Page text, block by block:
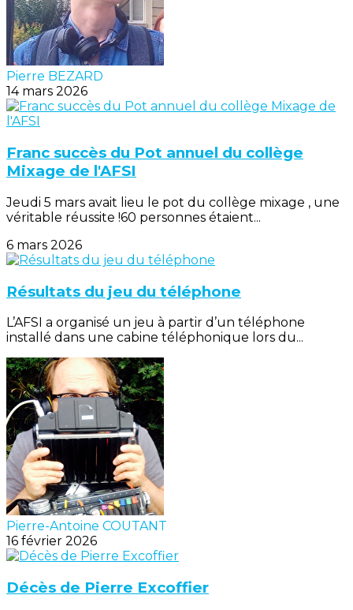
Pierre BEZARD
14 mars 2026
Franc succès du Pot annuel du collège
Mixage de l'AFSI
Jeudi 5 mars avait lieu le pot du collège mixage , une
véritable réussite !60 personnes étaient...
6 mars 2026
Résultats du jeu du téléphone
L’AFSI a organisé un jeu à partir d’un téléphone
installé dans une cabine téléphonique lors du...
Pierre-Antoine COUTANT
16 février 2026
Décès de Pierre Excoffier